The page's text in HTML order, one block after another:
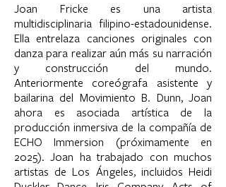
Joan Fricke es una artista
multidisciplinaria filipino-estadounidense.
Ella entrelaza canciones originales con
danza para realizar aún más su narración
y construcción del mundo.
Anteriormente coreógrafa asistente y
bailarina del Movimiento B. Dunn, Joan
ahora es asociada artística de la
producción inmersiva de la compañía de
ECHO Immersion (próximamente en
2025). Joan ha trabajado con muchos
artistas de Los Ángeles, incluidos Heidi